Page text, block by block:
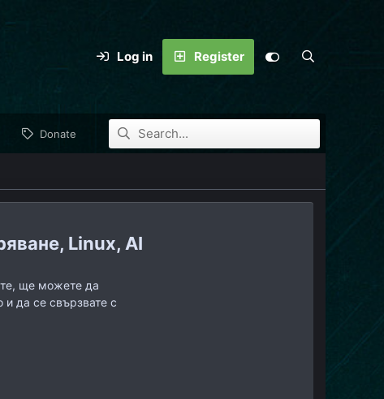
Log in Register
Donate
Linux, AI
ще можете да
и да се свързвате с